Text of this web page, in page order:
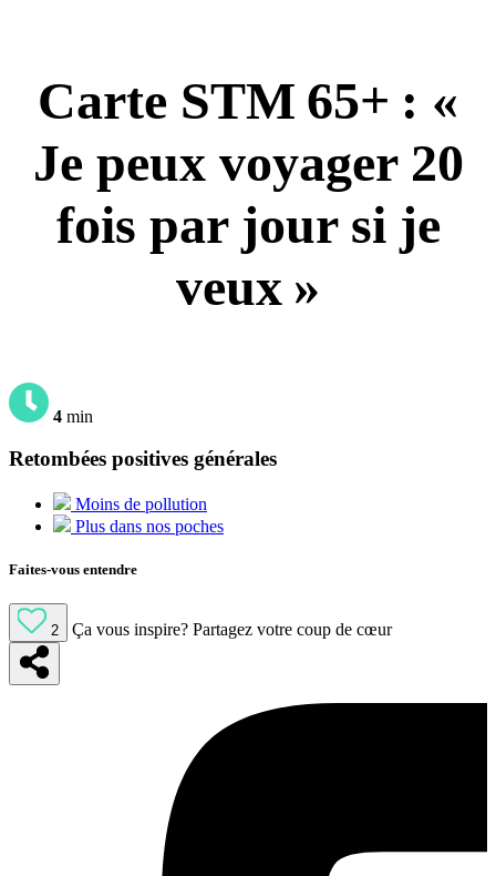
Carte STM 65+ : «
Je peux voyager 20
fois par jour si je
veux »
4 min
Retombées positives générales
Moins de pollution
Plus dans nos poches
Faites-vous entendre
2 Ça vous inspire? Partagez votre coup de cœur